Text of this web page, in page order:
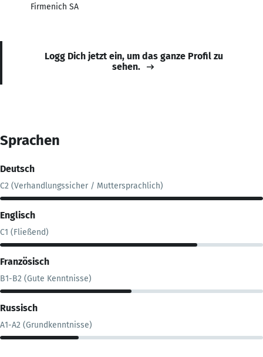
Firmenich SA
Logg Dich jetzt ein, um das ganze Profil zu
sehen.
Sprachen
Deutsch
C2 (Verhandlungssicher / Muttersprachlich)
Englisch
C1 (Fließend)
Französisch
B1-B2 (Gute Kenntnisse)
Russisch
A1-A2 (Grundkenntnisse)